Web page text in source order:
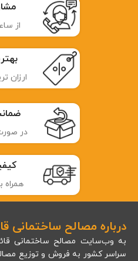
از ساعت 8
ارزان
در
همراه
درباره مصالح ساختمانی
به وب‌سایت مصالح ساختمانی
سراسر کشور به فروش و توزیع